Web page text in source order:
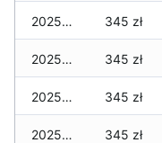
2025-12-22 345 zł
2025-12-21 345 zł
2025-12-20 345 zł
2025-12-19 345 zł